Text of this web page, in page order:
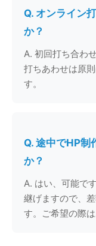
Q. オンライン
か？
A. 初回打ち合わ
打ちあわせは原
す。
Q. 途中でHP制
か？
A. はい、可能で
継げますので、
す。ご希望の際